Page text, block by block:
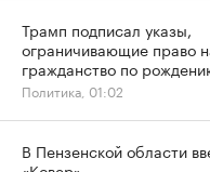
Трамп подписал указы,
ограничивающие право
гражданство по
Политика, 01:02
В Пензенской области